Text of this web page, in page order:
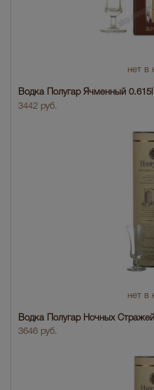
нет в
Водка Полугар Ячменный
3442 руб.
нет в
Водка Полугар Ночных
3646 руб.